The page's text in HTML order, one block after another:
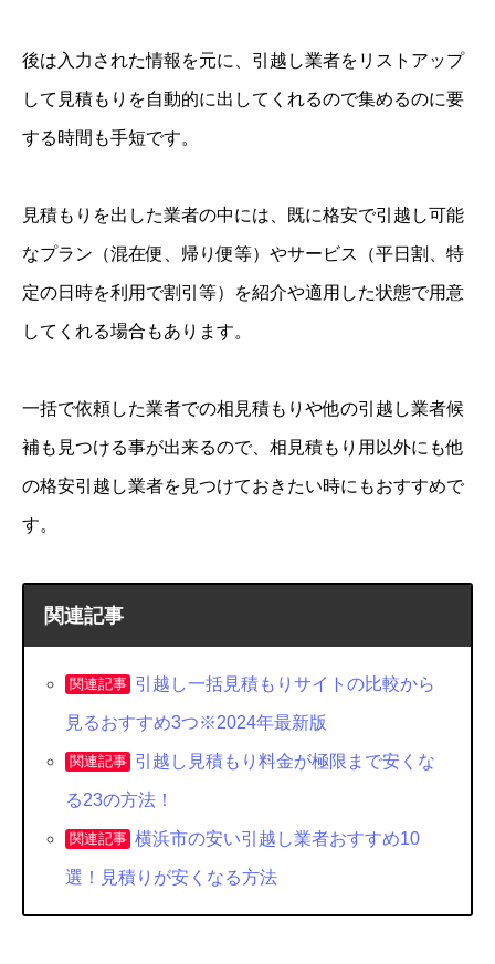
後は入力された情報を元に、引越し業者をリストアップ
して見積もりを自動的に出してくれるので集めるのに要
する時間も手短です。
見積もりを出した業者の中には、既に格安で引越し可能
なプラン（混在便、帰り便等）やサービス（平日割、特
定の日時を利用で割引等）を紹介や適用した状態で用意
してくれる場合もあります。
一括で依頼した業者での相見積もりや他の引越し業者候
補も見つける事が出来るので、相見積もり用以外にも他
の格安引越し業者を見つけておきたい時にもおすすめで
す。
関連記事
関連記事 引越し一括見積もりサイトの比較から
見るおすすめ3つ※2024年最新版
関連記事 引越し見積もり料金が極限まで安くな
る23の方法！
関連記事 横浜市の安い引越し業者おすすめ10
選！見積りが安くなる方法